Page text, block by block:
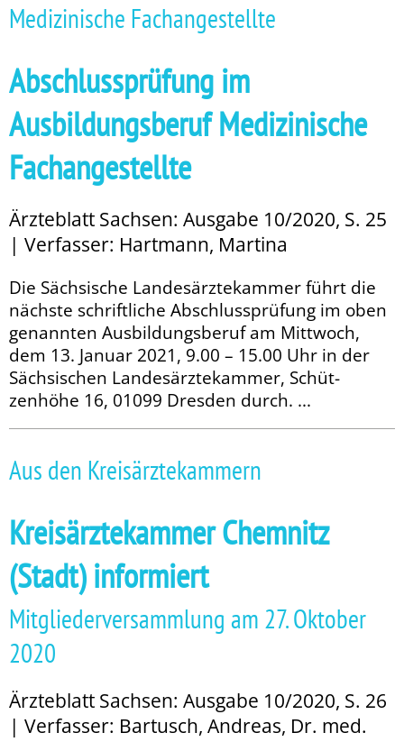
Medizinische Fachangestellte
Abschlussprüfung im
Ausbildungsberuf Medizinische
Fachangestellte
Ärzteblatt Sachsen: Ausgabe 10/2020, S. 25
| Verfasser: Hartmann, Martina
Die Sächsische Landesärztekammer führt die
nächste schriftliche Ab­­schluss­prüfung im oben
genannten Ausbildungsberuf am Mittwoch,
dem 13. Januar 2021, 9.00 – 15.00 Uhr in der
Sächsischen Landesärztekammer, Schüt­
zenhöhe 16, 01099 Dresden durch. ...
Aus den Kreisärztekammern
Kreisärztekammer Chemnitz
(Stadt) informiert
Mitgliederversammlung am 27. Oktober
2020
Ärzteblatt Sachsen: Ausgabe 10/2020, S. 26
| Verfasser: Bartusch, Andreas, Dr. med.